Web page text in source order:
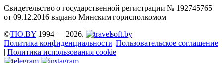
Свидетельство о государственной регистрации № 192745765
от 09.12.2016 выдано Минским горисполкомом
©TIO.BY 1994 — 2026.
Политика конфиденциальности |Пользовательское соглашение
| Политика использования cookie